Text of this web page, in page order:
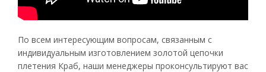
По всем интересующим вопросам, связанным с
индивидуальным изготовлением золотой цепочки
плетения Краб, наши менеджеры проконсультируют вас